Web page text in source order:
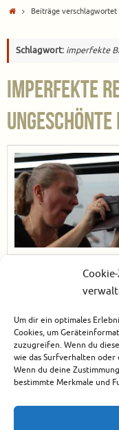
Um dir ein optimales
Cookies, um
zuzugreifen. Wenn du
wie das Surfverhalten
Wenn du deine
bestimmte Merkmale und
StartBeiträge
Schlagwort: imperfekte
Imperfekte
Mindestanspruch an Fotos
anderer Blogger und
Frage: Wie…
Weiterlesen
November 14, 2017